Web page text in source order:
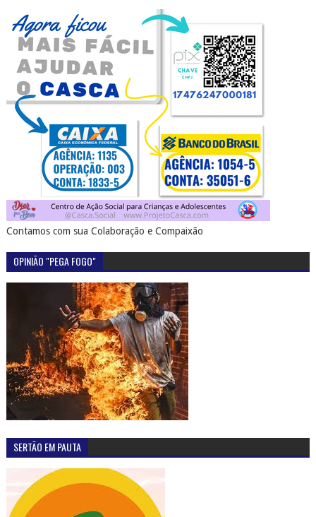
Contamos com sua Colaboração e Compaixão
OPINIÃO "PEGA FOGO"
SERTÃO EM PAUTA